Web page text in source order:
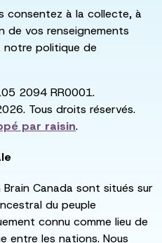
consentez à la collecte, à
de vos renseignements
notre politique de
2094 RR0001.
Tous droits réservés.
par raisin.
Canada sont situés sur
du peuple
connu comme lieu de
entre les nations. Nous